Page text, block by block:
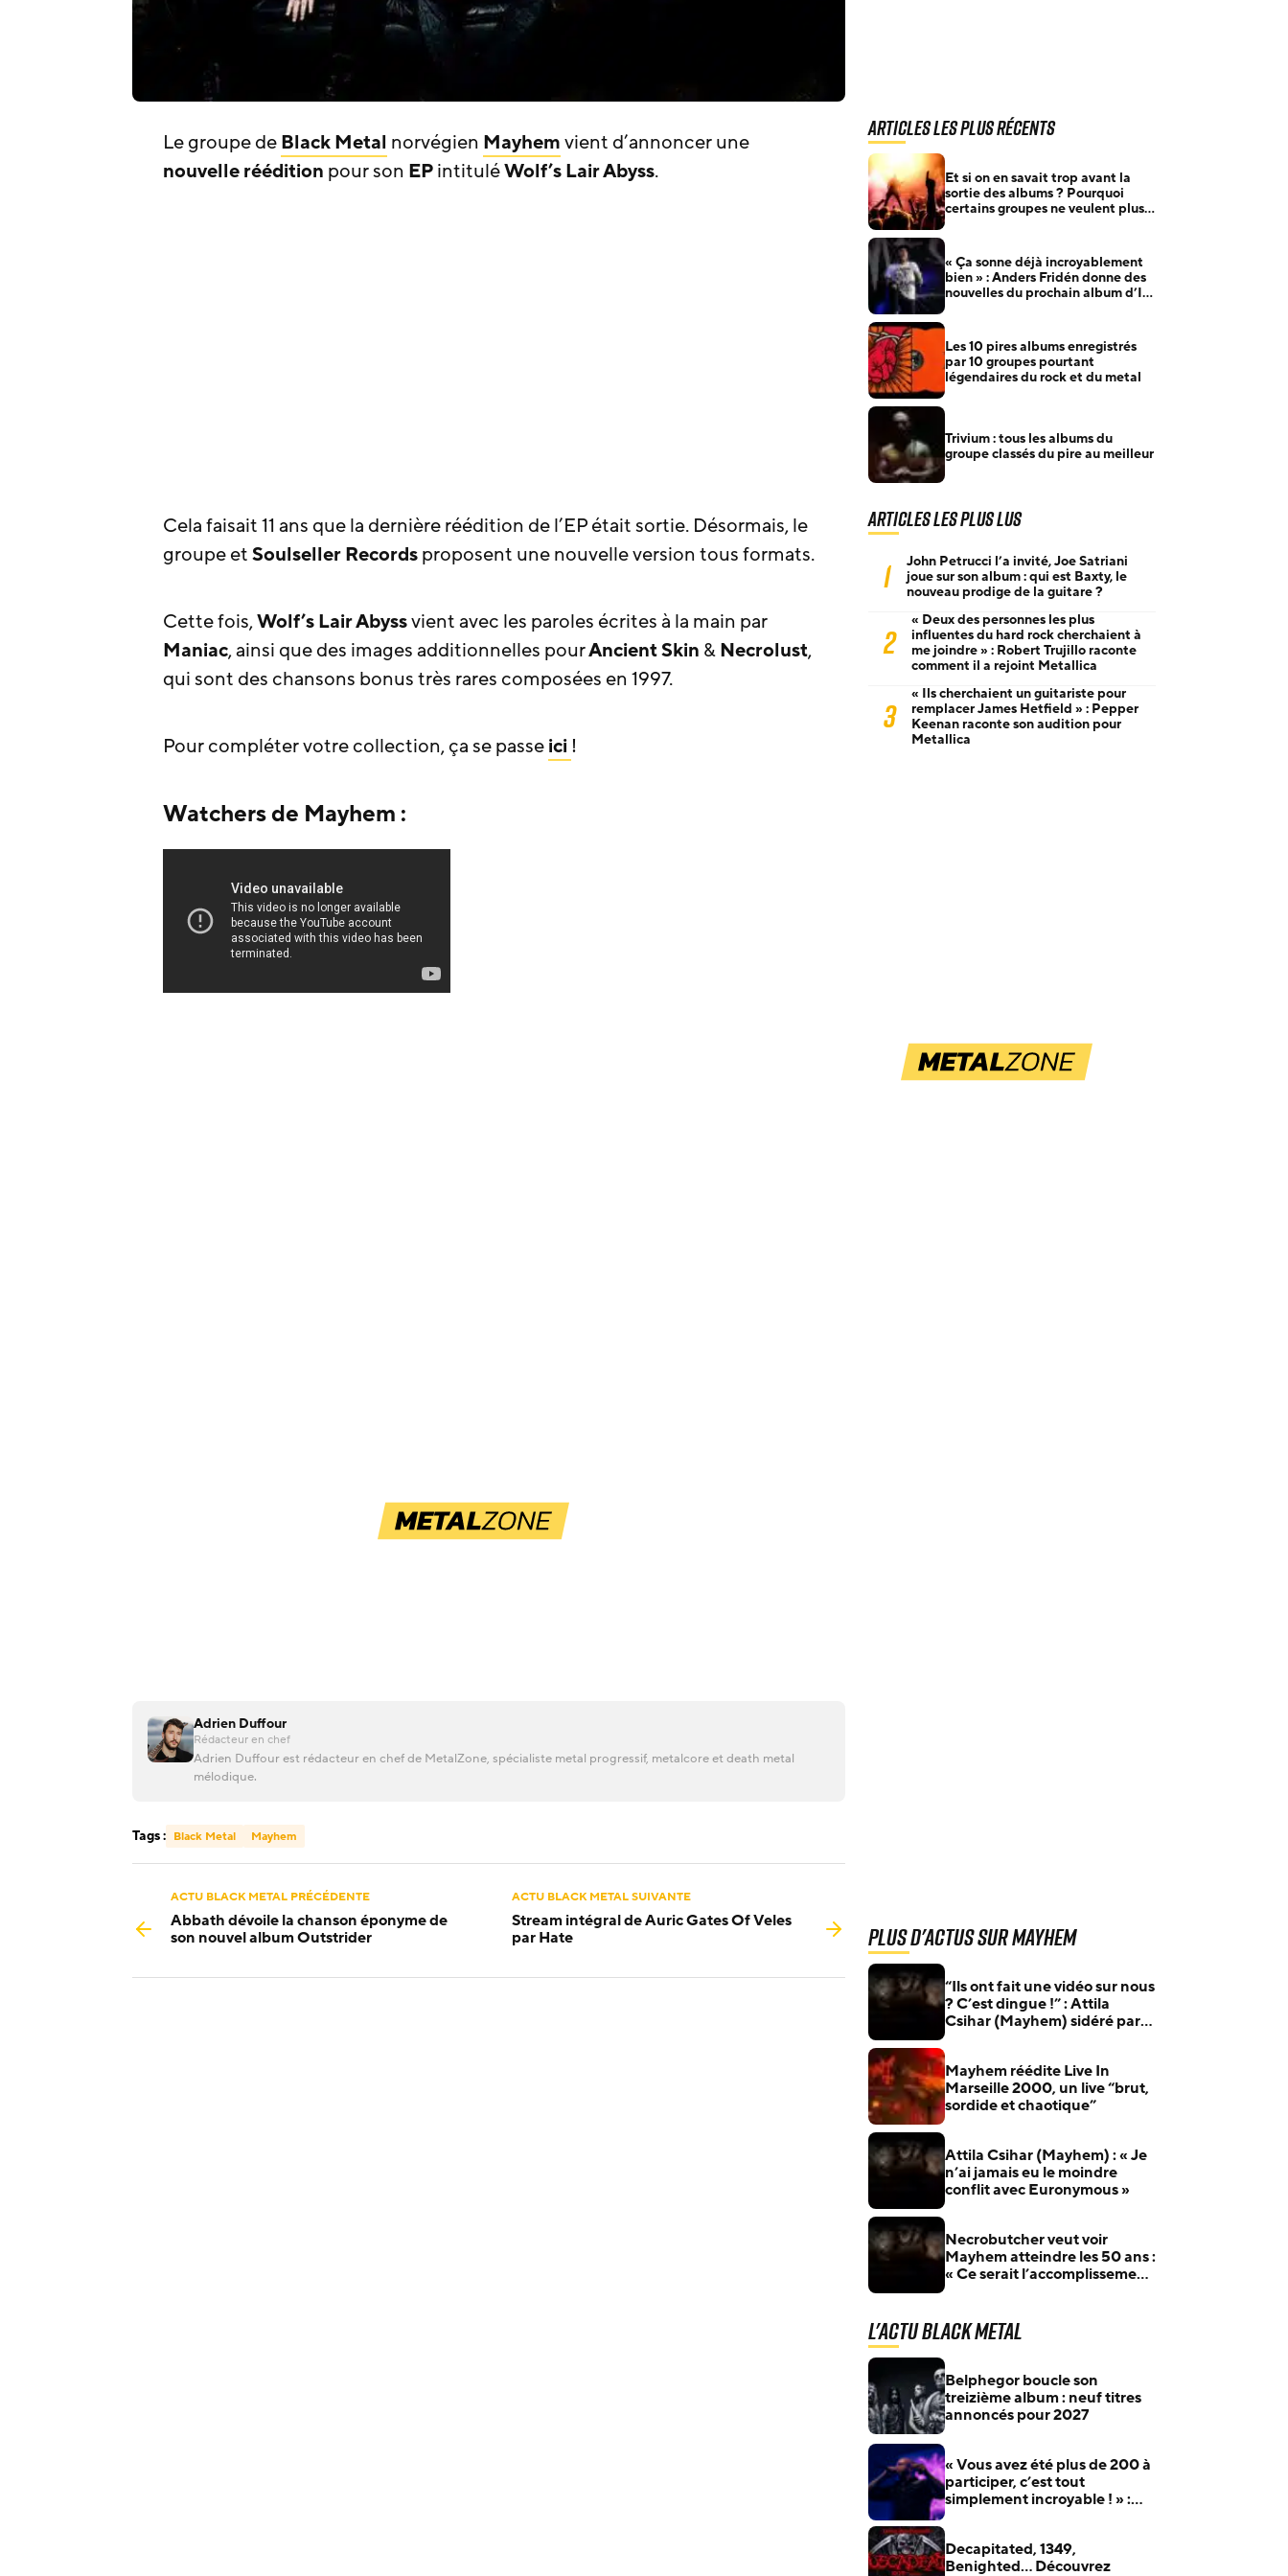
Le groupe deBlack Metal norvégien Mayhemvient d’annoncer une
nouvelle réédition pour son EPintituléWolf’s Lair Abyss.
Cela faisait 11 ans que la dernière réédition de l’EP était sortie. Désormais, le
groupe etSoulseller Recordsproposent une nouvelle version tous formats.
Cette fois,Wolf’s Lair Abyssvient avec les paroles écrites à la main par
Maniac, ainsi que des images additionnelles pourAncient Skin &Necrolust,
qui sont des chansons bonus très rares composées en 1997.
Pour compléter votre collection, ça se passeici!
Watchers de Mayhem :
Adrien Duffour
Rédacteur en chef
Adrien Duffour est rédacteur en chef de MetalZone, spécialiste metal progressif, metalcore et death metal
mélodique.
Tags : Black Metal Mayhem
ACTU BLACK METAL PRÉCÉDENTE
Abbath dévoile la chanson éponyme de
son nouvel album Outstrider
ACTU BLACK METAL SUIVANTE
Stream intégral de Auric Gates Of Veles
par Hate
Articles les plus récents
Et si on en savait trop avant la
sortie des albums ? Pourquoi
certains groupes ne veulent plus
« Ça sonne déjà incroyablement
bien » : Anders Fridén donne des
nouvelles du prochain album d’In
Les 10 pires albums enregistrés
par 10 groupes pourtant
légendaires du rock et du metal
Trivium : tous les albums du
groupe classés du pire au meilleur
Articles les plus lus
1
John Petrucci l’a invité, Joe Satriani
joue sur son album : qui est Baxty, le
nouveau prodige de la guitare ?
2
« Deux des personnes les plus
influentes du hard rock cherchaient à
me joindre » : Robert Trujillo raconte
comment il a rejoint Metallica
3
« Ils cherchaient un guitariste pour
remplacer James Hetfield » : Pepper
Keenan raconte son audition pour
Metallica
Plus d'actus sur Mayhem
“Ils ont fait une vidéo sur nous
? C’est dingue !” : Attila
Csihar (Mayhem) sidéré par
Mayhem réédite Live In
Marseille 2000, un live “brut,
sordide et chaotique”
Attila Csihar (Mayhem) : « Je
n’ai jamais eu le moindre
conflit avec Euronymous »
Necrobutcher veut voir
Mayhem atteindre les 50 ans :
« Ce serait l’accomplissement
L'actu Black Metal
Belphegor boucle son
treizième album : neuf titres
annoncés pour 2027
« Vous avez été plus de 200 à
participer, c’est tout
simplement incroyable ! » :
Decapitated, 1349,
Benighted… Découvrez